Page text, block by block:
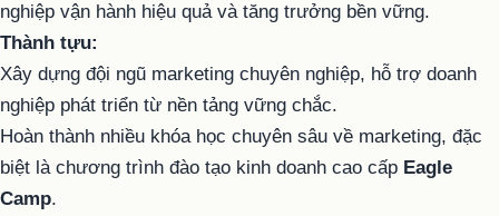
nghiệp vận hành hiệu quả và tăng trưởng bền vững.
Thành tựu:
Xây dựng đội ngũ marketing chuyên nghiệp, hỗ trợ doanh
nghiệp phát triển từ nền tảng vững chắc.
Hoàn thành nhiều khóa học chuyên sâu về marketing, đặc
biệt là chương trình đào tạo kinh doanh cao cấp Eagle
Camp.